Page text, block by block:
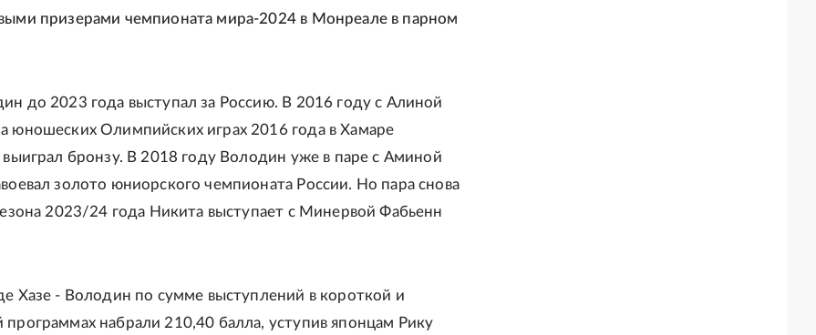
призерами чемпионата мира-2024 в Монреале в парном
до 2023 года выступал за Россию. В 2016 году с Алиной
юношеских Олимпийских играх 2016 года в Хамаре
выиграл бронзу. В 2018 году Володин уже в паре с Аминой
золото юниорского чемпионата России. Но пара снова
2023/24 года Никита выступает с Минервой Фабьенн
Хазе - Володин по сумме выступлений в короткой и
программах набрали 210,40 балла, уступив японцам Рику